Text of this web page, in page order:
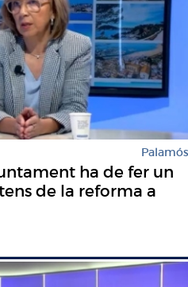
Palamós
ha de fer un
de la reforma a